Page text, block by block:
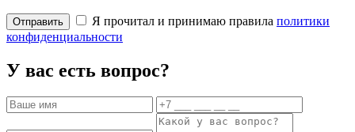
Отправить Я прочитал и принимаю правила политики
конфиденциальности
У вас есть вопрос?